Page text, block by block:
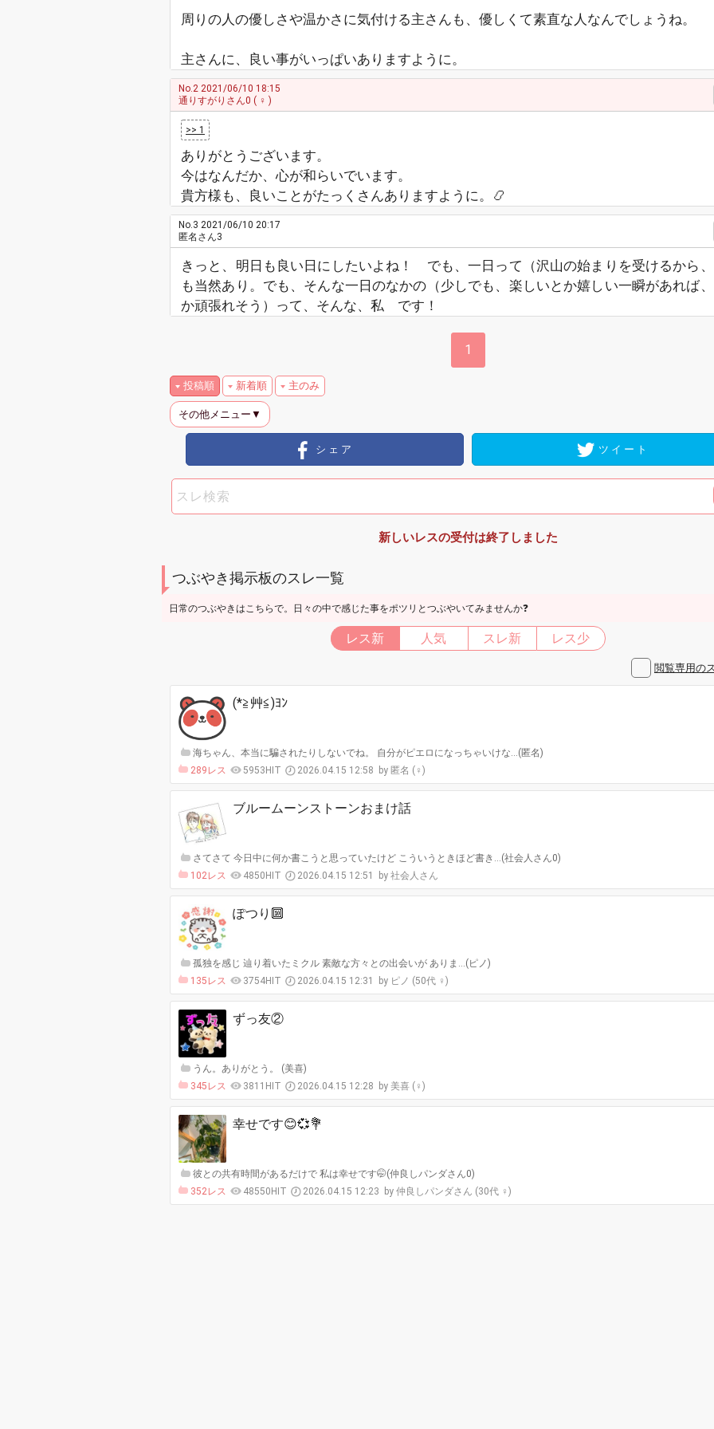
周りの人の優しさや温かさに気付ける主さんも、優しくて素直な人なんでしょうね。
主さんに、良い事がいっぱいありますように。
No.2 2021/06/10 18:15
通りすがりさん0 ( ♀ )
>> 1
ありがとうございます。
今はなんだか、心が和らいでいます。
貴方様も、良いことがたっくさんありますように。📿
No.3 2021/06/10 20:17
匿名さん3
きっと、明日も良い日にしたいよね！ でも、一日って（沢山の始まりを受けるから
も当然あり。でも、そんな一日のなかの（少しでも、楽しいとか嬉しい一瞬があれば
か頑張れそう）って、そんな、私 です！
1
投稿順 新着順 主のみ
その他メニュー▼
シェア ツイート
新しいレスの受付は終了しました
つぶやき掲示板のスレ一覧
日常のつぶやきはこちらで。日々の中で感じた事をポツリとつぶやいてみませんか❓
レス新 人気 スレ新 レス少
閲覧専用の
(*≧艸≦)ﾖﾝ
海ちゃん、本当に騙されたりしないでね。 自分がピエロになっちゃいけな…(匿名)
289レス
5953HIT 2026.04.15 12:58 匿名 (♀)
ブルームーンストーンおまけ話
さてさて 今日中に何か書こうと思っていたけど こういうときほど書き…(社会人さん0)
102レス
4850HIT 2026.04.15 12:51 社会人さん
ぽつり🔟
孤独を感じ 辿り着いたミクル 素敵な方々との出会いが ありま…(ピノ)
135レス
3754HIT 2026.04.15 12:31 ピノ (50代 ♀)
ずっ友②
うん。ありがとう。 (美喜)
345レス
3811HIT 2026.04.15 12:28 美喜 (♀)
幸せです😊💞💐
彼との共有時間があるだけで 私は幸せです🤭(仲良しパンダさん0)
352レス
48550HIT 2026.04.15 12:23 仲良しパンダさん (30代 ♀)